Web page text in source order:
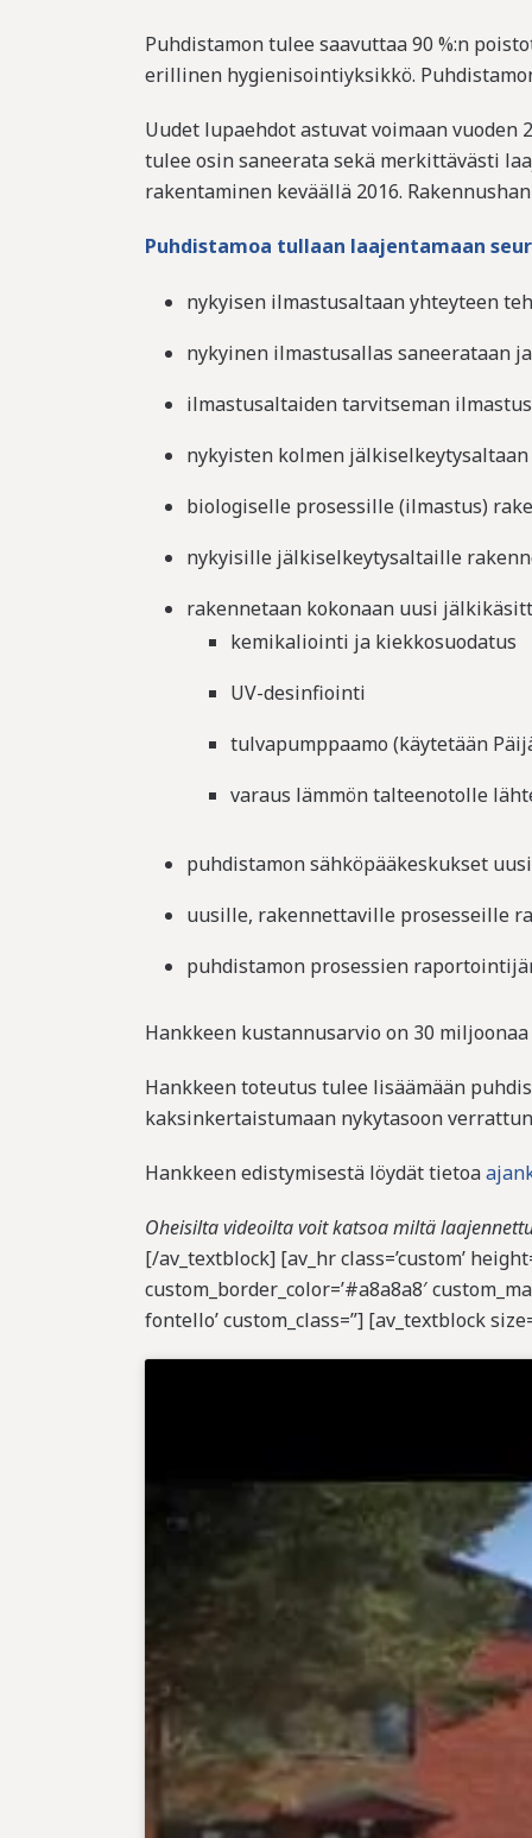
Puhdistamon tulee saavuttaa 90 %:n
erillinen hygienisointiyksikkö.
Uudet lupaehdot astuvat voimaan vuoden
tulee osin saneerata sekä merkittävästi
rakentaminen keväällä 2016.
Puhdistamoa tullaan laajentamaan
nykyisen ilmastusaltaan yhteyteen
nykyinen ilmastusallas saneerataan
ilmastusaltaiden tarvitseman
nykyisten kolmen
biologiselle prosessille (ilmastus)
nykyisille jälkiselkeytysaltaille
rakennetaan kokonaan uusi
kemikaliointi ja kiekkosuodatus
UV-desinfiointi
tulvapumppaamo (käytetään
varaus lämmön talteenotolle
puhdistamon sähköpääkeskukset
uusille, rakennettaville prosesseille
puhdistamon prosessien
Hankkeen kustannusarvio on 30
Hankkeen toteutus tulee lisäämään
kaksinkertaistumaan nykytasoon
Hankkeen edistymisestä löydät tietoa
Oheisilta videoilta voit katsoa miltä
[/av_textblock] [av_hr class=’custom’
custom_border_color=’#a8a8a8′
fontello’ custom_class=”] [av_textblock